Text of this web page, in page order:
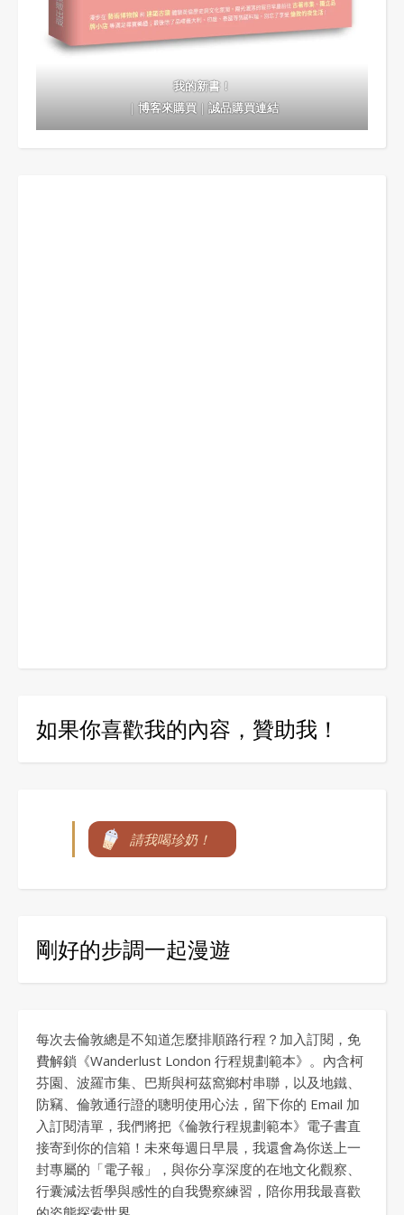
我的新書！
｜博客來購買｜誠品購買連結
如果你喜歡我的內容，贊助我！
請我喝珍奶！
剛好的步調一起漫遊
每次去倫敦總是不知道怎麼排順路行程？加入訂閱，免
費解鎖《Wanderlust London 行程規劃範本》。內含柯
芬園、波羅市集、巴斯與柯茲窩鄉村串聯，以及地鐵、
防竊、倫敦通行證的聰明使用心法，留下你的 Email 加
入訂閱清單，我們將把《倫敦行程規劃範本》電子書直
接寄到你的信箱！未來每週日早晨，我還會為你送上一
封專屬的「電子報」，與你分享深度的在地文化觀察、
行囊減法哲學與感性的自我覺察練習，陪你用我最喜歡